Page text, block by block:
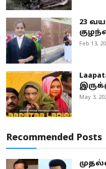
23
Feb 13,
May 3,
Recommended Posts